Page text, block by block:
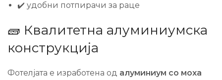
✔️ удобни потпирачи за раце
🧱 Квалитетна алуминиумска
конструкција
Фотелјата е изработена од алуминиум со моха